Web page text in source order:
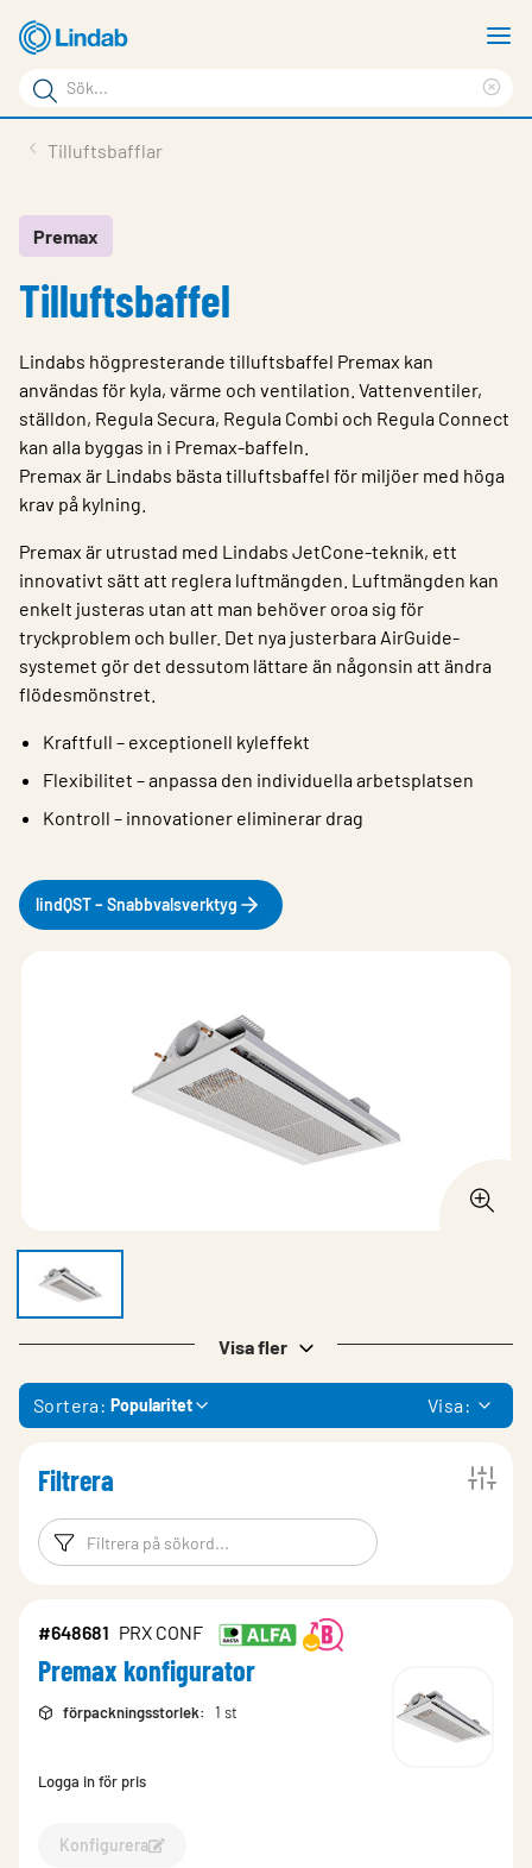
Hoppa
till
huvudinnehållet
Sökord
Sök
på
Service & Support
Hållbarhet
Kontakt
Choose languge
Sweden
Tilluftsbafflar
Premax
Tilluftsbaffel
Lindabs högpresterande tilluftsbaffel Premax kan
användas för kyla, värme och ventilation. Vattenventiler,
ställdon, Regula Secura, Regula Combi och Regula Connect
kan alla byggas in i Premax-baffeln.
Premax är Lindabs bästa tilluftsbaffel för miljöer med höga
krav på kylning.
Premax är utrustad med Lindabs JetCone-teknik, ett
innovativt sätt att reglera luftmängden. Luftmängden kan
enkelt justeras utan att man behöver oroa sig för
tryckproblem och buller. Det nya justerbara AirGuide-
systemet gör det dessutom lättare än någonsin att ändra
flödesmönstret.
Kraftfull – exceptionell kyleffekt
Flexibilitet – anpassa den individuella arbetsplatsen
Kontroll – innovationer eliminerar drag
lindQST – Snabbvalsverktyg
Visa fler
Sortera: Popularitet Visa:
Filtrera
Filtreringsord Filtrera
#648681 PRX CONF
Premax konfigurator
förpackningsstorlek: 1 st
Logga in för pris
Konfigurera
Konfigurera Premax konfigurator-648681